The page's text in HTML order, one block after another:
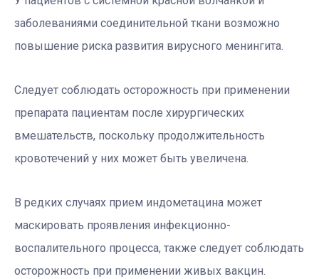
заболеваниями соединительной ткани возможно
повышение риска развития вирусного менингита.
Следует соблюдать осторожность при применении
препарата пациентам после хирургических
вмешательств, поскольку продолжительность
кровотечений у них может быть увеличена.
В редких случаях прием индометацина может
маскировать проявления инфекционно-
воспалительного процесса, также следует соблюдать
осторожность при применении живых вакцин.